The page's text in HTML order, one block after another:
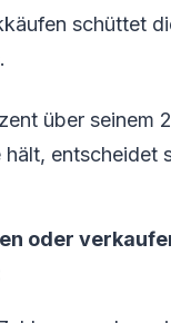
schüttet
über
entscheidet
oder